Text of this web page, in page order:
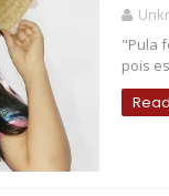
"Pula
pois